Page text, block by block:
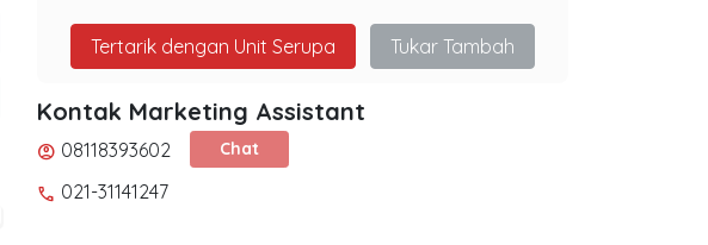
Tertarik dengan Unit Serupa Tukar Tambah
Kontak Marketing Assistant
account_circle 08118393602 Chat
phone 021-31141247